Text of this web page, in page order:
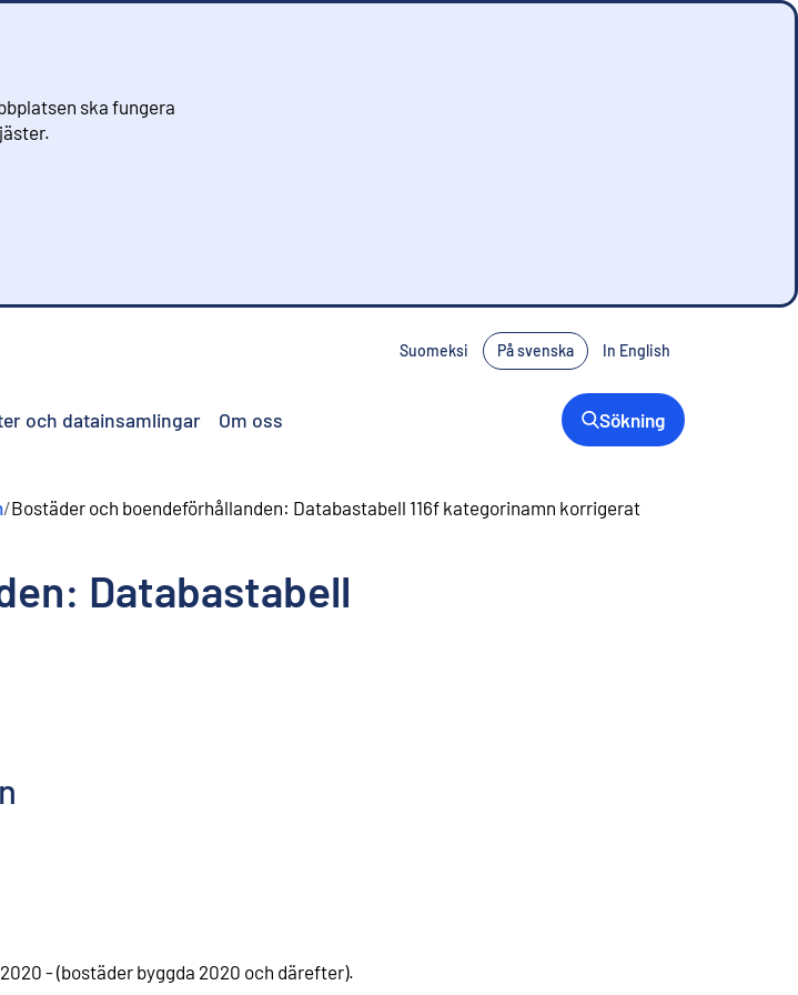
ska fungera
Suomeksi På svenska In English
och datainsamlingar Om oss Sökning
/Bostäder och boendeförhållanden: Databastabell 116f kategorinamn korrigerat
Databastabell
- (bostäder byggda 2020 och därefter).